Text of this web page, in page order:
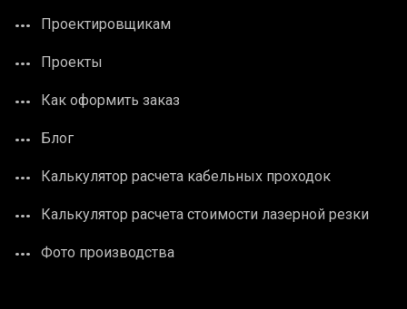
Проектировщикам
Проекты
Как оформить заказ
Блог
Калькулятор расчета кабельных проходок
Калькулятор расчета стоимости лазерной резки
Фото производства